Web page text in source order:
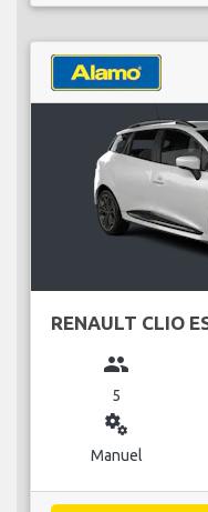
RENAULT CLIO
group
5
miscellaneous_services
Manuel